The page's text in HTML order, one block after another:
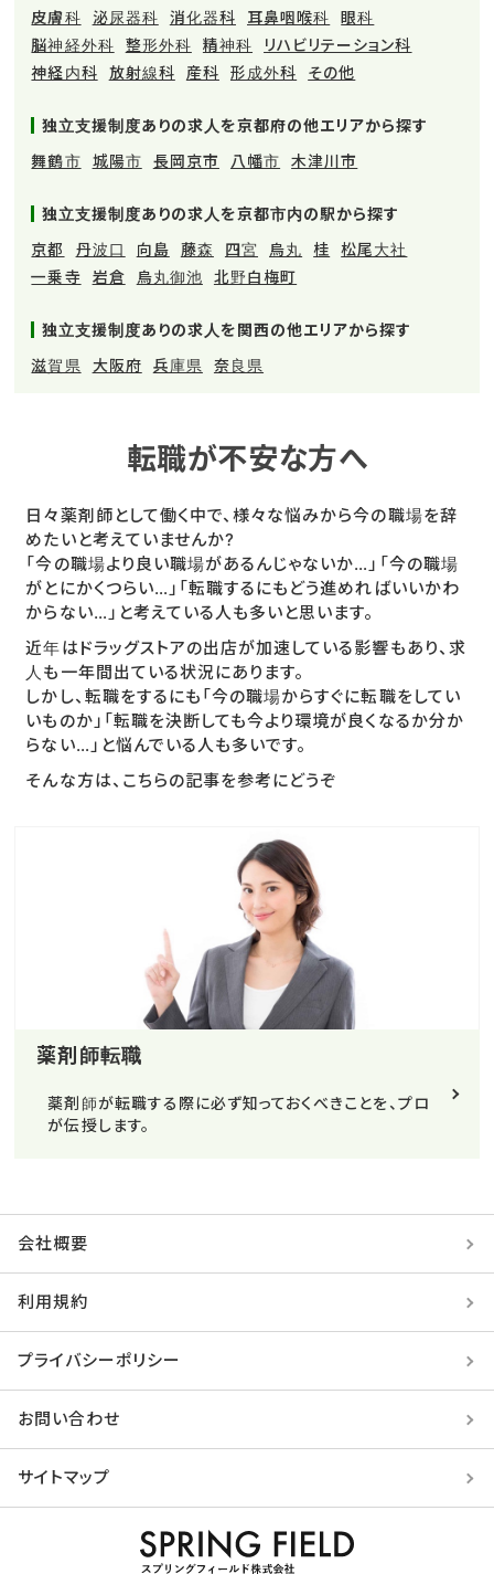
皮膚科
泌尿器科 消化器科 耳鼻咽喉科
眼科
脳神経外科
整形外科 精神科
リハビリテーション科
神経内科
放射線科 産科 形成外科 その他
独立支援制度ありの求人を京都府の他エリアから探す
舞鶴市
城陽市 長岡京市 八幡市 木津川市
独立支援制度ありの求人を京都市内の駅から探す
京都
丹波口 向島 藤森 四宮 烏丸 桂
松尾大社
一乗寺
岩倉 烏丸御池 北野白梅町
独立支援制度ありの求人を関西の他エリアから探す
滋賀県
大阪府 兵庫県 奈良県
転職が不安な方へ
日々薬剤師として働く中で、様々な悩みから今の職場を辞
めたいと考えていませんか?
「今の職場より良い職場があるんじゃないか…」「今の職場
がとにかくつらい…」「転職するにもどう進めればいいかわ
からない…」と考えている人も多いと思います。
近年はドラッグストアの出店が加速している影響もあり、求
人も一年間出ている状況にあります。
しかし、転職をするにも「今の職場からすぐに転職をしてい
いものか」「転職を決断しても今より環境が良くなるか分か
らない…」と悩んでいる人も多いです。
そんな方は、こちらの記事を参考にどうぞ
薬剤師転職
薬剤師が転職する際に必ず知っておくべきことを、プロ
が伝授します。
会社概要
利用規約
プライバシーポリシー
お問い合わせ
サイトマップ